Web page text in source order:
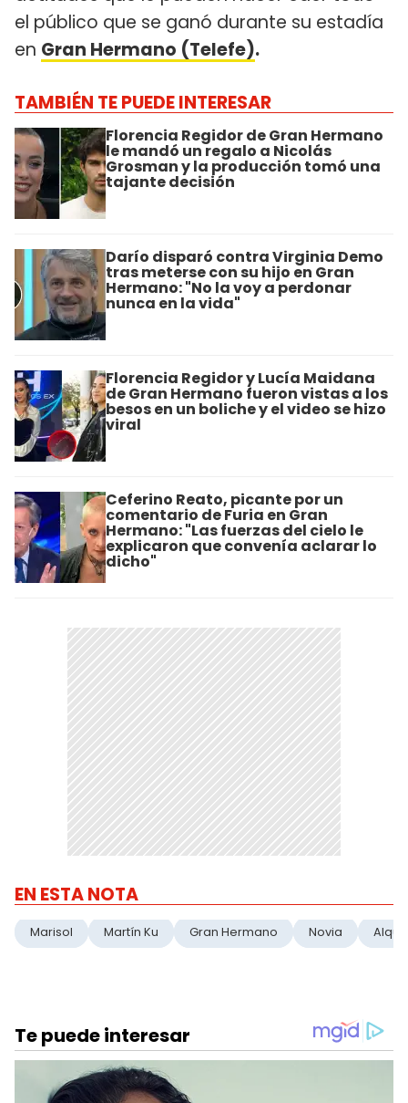
el público que se ganó durante su estadía
en Gran Hermano (Telefe).
TAMBIÉN TE PUEDE INTERESAR
Florencia Regidor de Gran Hermano
le mandó un regalo a Nicolás
Grosman y la producción tomó una
tajante decisión
Darío disparó contra Virginia Demo
tras meterse con su hijo en Gran
Hermano: "No la voy a perdonar
nunca en la vida"
Florencia Regidor y Lucía Maidana
de Gran Hermano fueron vistas a los
besos en un boliche y el video se hizo
viral
Ceferino Reato, picante por un
comentario de Furia en Gran
Hermano: "Las fuerzas del cielo le
explicaron que convenía aclarar lo
dicho"
EN ESTA NOTA
Marisol Martín Ku Gran Hermano Novia